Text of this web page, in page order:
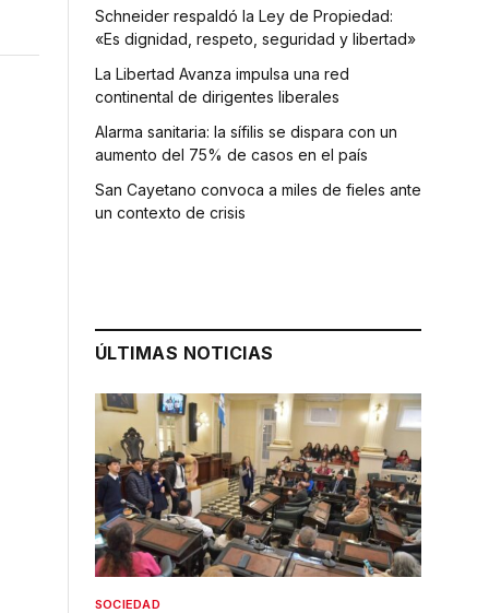
Schneider respaldó la Ley de Propiedad:
«Es dignidad, respeto, seguridad y libertad»
La Libertad Avanza impulsa una red
continental de dirigentes liberales
Alarma sanitaria: la sífilis se dispara con un
aumento del 75% de casos en el país
San Cayetano convoca a miles de fieles ante
un contexto de crisis
ÚLTIMAS NOTICIAS
SOCIEDAD